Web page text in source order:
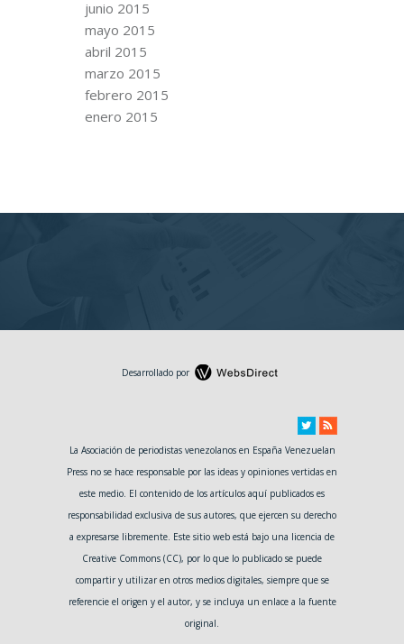
junio 2015
mayo 2015
abril 2015
marzo 2015
febrero 2015
enero 2015
Desarrollado por
La Asociación de periodistas venezolanos en España Venezuelan
Press no se hace responsable por las ideas y opiniones vertidas en
este medio. El contenido de los artículos aquí publicados es
responsabilidad exclusiva de sus autores, que ejercen su derecho
a expresarse libremente. Este sitio web está bajo una licencia de
Creative Commons (CC), por lo que lo publicado se puede
compartir y utilizar en otros medios digitales, siempre que se
referencie el origen y el autor, y se incluya un enlace a la fuente
original.